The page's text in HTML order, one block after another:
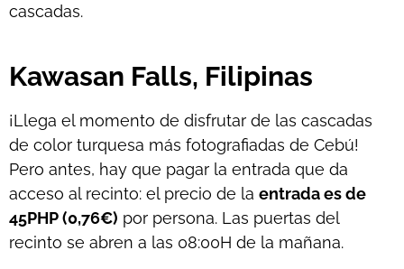
cascadas.
Kawasan Falls, Filipinas
¡Llega el momento de disfrutar de las cascadas
de color turquesa más fotografiadas de Cebú!
Pero antes, hay que pagar la entrada que da
acceso al recinto: el precio de la entrada es de
45PHP (0,76€) por persona. Las puertas del
recinto se abren a las 08:00H de la mañana.